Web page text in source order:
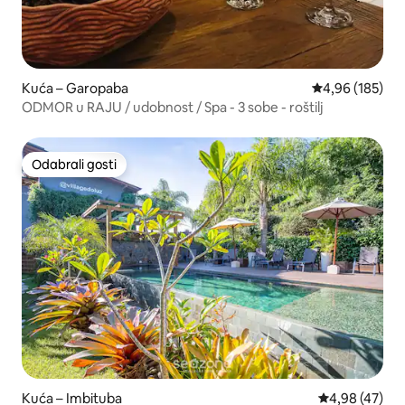
Kuća – Garopaba Prosječna
4,96 (185)
ODMOR u RAJU / udobnost / Spa - 3 sobe - roštilj
Odabrali gosti
Odabrali gosti
Kuća – Imbituba Prosječna
4,98 (47)